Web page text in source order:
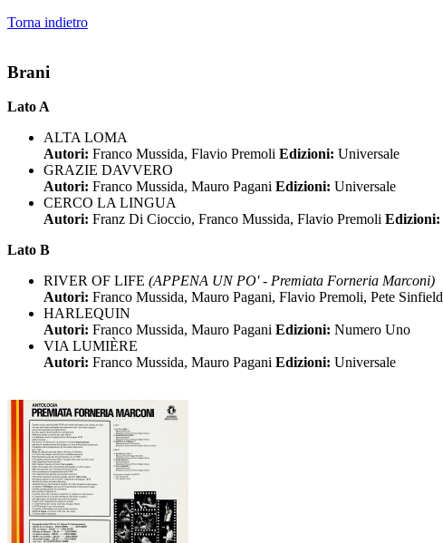
Torna indietro
Brani
Lato A
ALTA LOMA
Autori: Franco Mussida, Flavio Premoli Edizioni: Universale
GRAZIE DAVVERO
Autori: Franco Mussida, Mauro Pagani Edizioni: Universale
CERCO LA LINGUA
Autori: Franz Di Cioccio, Franco Mussida, Flavio Premoli Edizioni:
Lato B
RIVER OF LIFE (APPENA UN PO' - Premiata Forneria Marconi)
Autori: Franco Mussida, Mauro Pagani, Flavio Premoli, Pete Sinfield
HARLEQUIN
Autori: Franco Mussida, Mauro Pagani Edizioni: Numero Uno
VIA LUMIÈRE
Autori: Franco Mussida, Mauro Pagani Edizioni: Universale